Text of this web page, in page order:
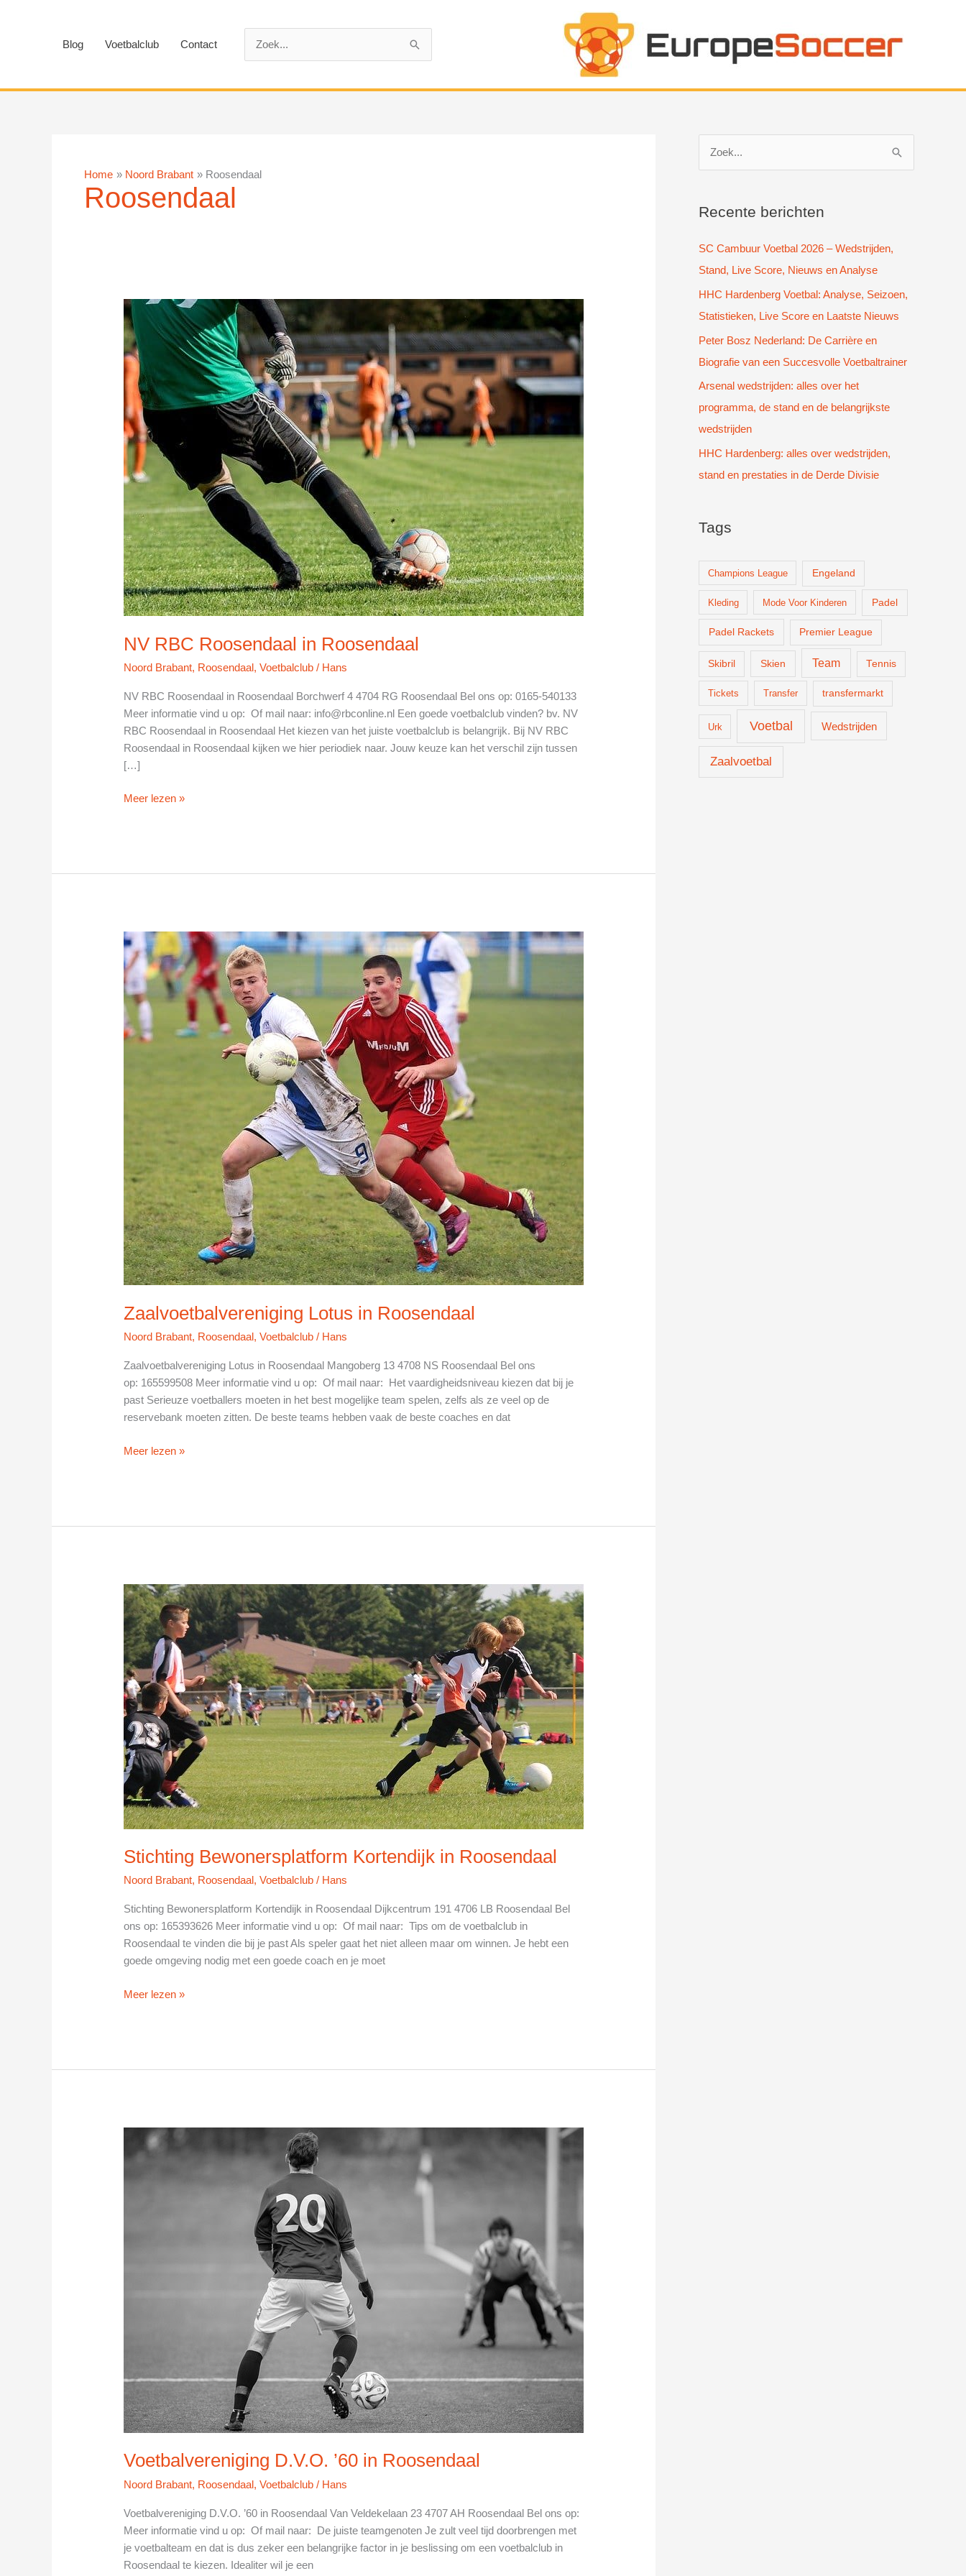
Blog Voetbalclub Contact
Home Noord Brabant Roosendaal
Roosendaal
NV RBC Roosendaal in Roosendaal
Noord Brabant, Roosendaal,Voetbalclub / Hans
NV RBC Roosendaal in Roosendaal Borchwerf 4 4704 RG Roosendaal Bel ons op: 0165-540133
Meer informatie vind u op: Of mail naar: info@rbconline.nl Een goede voetbalclub vinden? bv. NV
RBC Roosendaal in Roosendaal Het kiezen van het juiste voetbalclub is belangrijk. Bij NV RBC
Roosendaal in Roosendaal kijken we hier periodiek naar. Jouw keuze kan het verschil zijn tussen
[…]
NV
Meer lezen »
Zaalvoetbalvereniging Lotus in Roosendaal
Noord Brabant, Roosendaal,Voetbalclub / Hans
Zaalvoetbalvereniging Lotus in Roosendaal Mangoberg 13 4708 NS Roosendaal Bel ons
op: 165599508 Meer informatie vind u op: Of mail naar: Het vaardigheidsniveau kiezen dat bij je
past Serieuze voetballers moeten in het best mogelijke team spelen, zelfs als ze veel op de
reservebank moeten zitten. De beste teams hebben vaak de beste coaches en dat
Zaalvoetbalvereniging
Meer lezen »
Stichting Bewonersplatform Kortendijk in Roosendaal
Noord Brabant, Roosendaal,Voetbalclub / Hans
Stichting Bewonersplatform Kortendijk in Roosendaal Dijkcentrum 191 4706 LB Roosendaal Bel
ons op: 165393626 Meer informatie vind u op: Of mail naar: Tips om de voetbalclub in
Roosendaal te vinden die bij je past Als speler gaat het niet alleen maar om winnen. Je hebt een
goede omgeving nodig met een goede coach en je moet
Stichting
Meer lezen »
Voetbalvereniging D.V.O. ’60 in Roosendaal
Noord Brabant, Roosendaal,Voetbalclub / Hans
Voetbalvereniging D.V.O. ’60 in Roosendaal Van Veldekelaan 23 4707 AH Roosendaal Bel ons op:
Meer informatie vind u op: Of mail naar: De juiste teamgenoten Je zult veel tijd doorbrengen met
je voetbalteam en dat is dus zeker een belangrijke factor in je beslissing om een voetbalclub in
Roosendaal te kiezen. Idealiter wil je een
k
a
a
r
:
Recente berichten
SC Cambuur Voetbal 2026 – Wedstrijden,
Stand, Live Score, Nieuws en Analyse
HHC Hardenberg Voetbal: Analyse, Seizoen,
Statistieken, Live Score en Laatste Nieuws
Peter Bosz Nederland: De Carrière en
Biografie van een Succesvolle Voetbaltrainer
Arsenal wedstrijden: alles over het
programma, de stand en de belangrijkste
wedstrijden
HHC Hardenberg: alles over wedstrijden,
stand en prestaties in de Derde Divisie
Tags
Champions League Engeland
Kleding Mode Voor Kinderen Padel
Padel Rackets Premier League
Skibril Skien Team Tennis
Tickets Transfer transfermarkt
Urk Voetbal Wedstrijden
Zaalvoetbal